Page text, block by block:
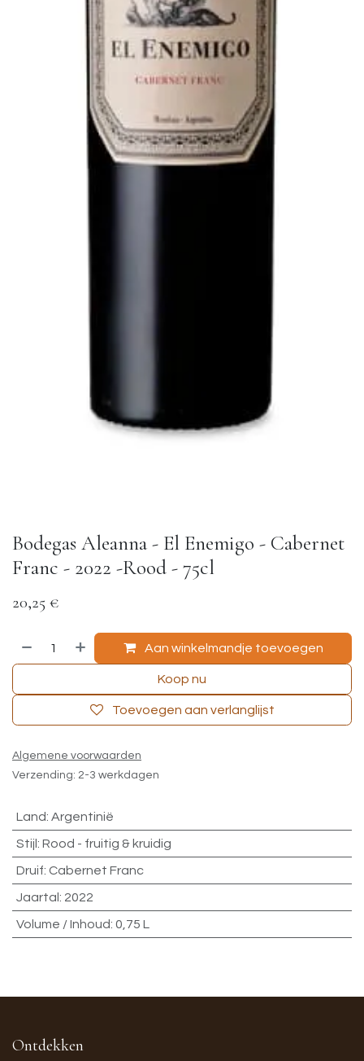
Bodegas Aleanna - El Enemigo - Cabernet
Franc - 2022 -Rood - 75cl
20,25 €
Aan winkelmandje toevoegen
Koop nu
Toevoegen aan verlanglijst
Algemene voorwaarden
Verzending: 2-3 werkdagen
Land: Argentinië
Stijl : Rood - fruitig & kruidig
Druif: Cabernet Franc
Jaartal : 2022
Volume / Inhoud: 0,75 L
Ontdekken